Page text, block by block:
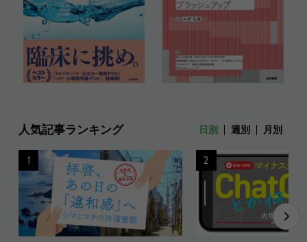
人気記事ランキング 日別 週別 月別
1 2